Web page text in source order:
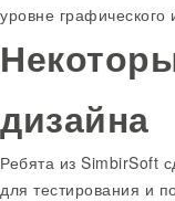
уровне графического
дизайна
Ребята из SimbirSoft
для тестирования и